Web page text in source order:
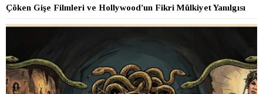
Çöken Gişe Filmleri ve Hollywood’un Fikri Mülkiyet Yanılgısı